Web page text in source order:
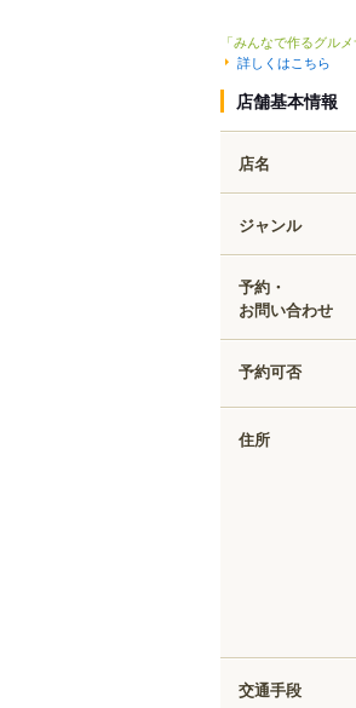
「みんなで作るグル
詳しくはこちら
店舗基本情報
店名
ジャンル
予約・
お問い合わせ
予約可否
住所
交通手段